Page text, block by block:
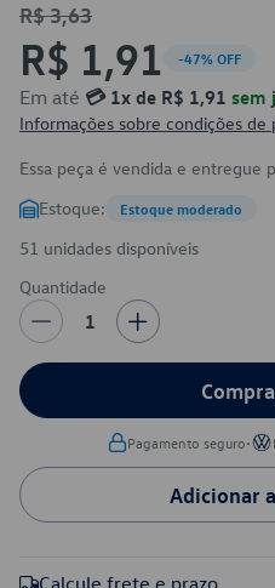
R$ 3,63
R$ 1,91 -47% OFF
Em até 💳 1x de R$ 1,91 sem
Informações sobre condições de
Essa peça é vendida e entregue
Estoque: Estoque moderado
51 unidades disponíveis
Quantidade
1
Pagamento seguro•
Adicionar
Calcule frete e prazo